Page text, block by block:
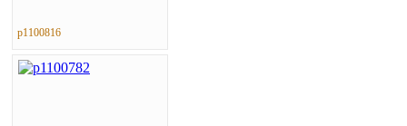
p1100816